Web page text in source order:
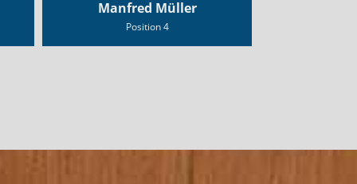
Manfred Müller
Position 4